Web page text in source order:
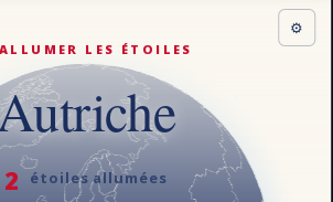
⚙
LES ÉTOILES
2 étoiles allumées